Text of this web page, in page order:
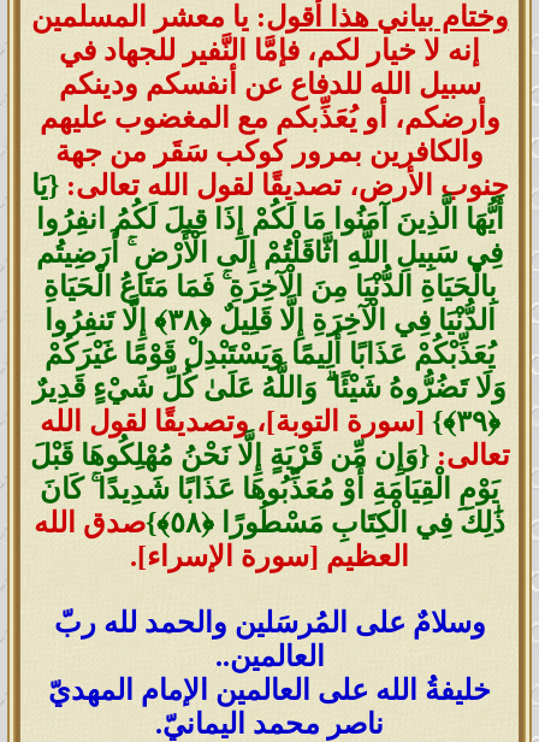
وختام بياني هذا أقول: يا معشر المسلمين
إنه لا خيار لكم، فإمَّا النَّفير للجهاد في
سبيل الله للدفاع عن أنفسكم ودينكم
وأرضكم، أو يُعَذِّبكم مع المغضوب عليهم
والكافرين بمرور كوكب سَقَر من جهة
جنوب الأرض، تصديقًا لقول الله تعالى: {يَا
أَيُّهَا الَّذِينَ آمَنُوا مَا لَكُمْ إِذَا قِيلَ لَكُمُ انفِرُوا
فِي سَبِيلِ اللَّهِ اثَّاقَلْتُمْ إِلَى الْأَرْضِ ۚ أَرَضِيتُم
بِالْحَيَاةِ الدُّنْيَا مِنَ الْآخِرَةِ ۚ فَمَا مَتَاعُ الْحَيَاةِ
الدُّنْيَا فِي الْآخِرَةِ إِلَّا قَلِيلٌ ‎﴿٣٨﴾‏ إِلَّا تَنفِرُوا
يُعَذِّبْكُمْ عَذَابًا أَلِيمًا وَيَسْتَبْدِلْ قَوْمًا غَيْرَكُمْ
وَلَا تَضُرُّوهُ شَيْئًا ۗ وَاللَّهُ عَلَىٰ كُلِّ شَيْءٍ قَدِيرٌ
‎﴿٣٩﴾}
[سورة التوبة]، وتصديقًا لقول الله
تعالى: {وَإِن مِّن قَرْيَةٍ إِلَّا نَحْنُ مُهْلِكُوهَا قَبْلَ
يَوْمِ الْقِيَامَةِ أَوْ مُعَذِّبُوهَا عَذَابًا شَدِيدًا ۚ كَانَ
ذَٰلِكَ فِي الْكِتَابِ مَسْطُورًا ‎﴿٥٨﴾‏}
صدق الله
العظيم [سورة الإسراء].
وسلامٌ على المُرسَلين والحمد لله ربّ
العالمين..
خليفةُ الله على العالمين الإمام المهديّ
ناصر محمد اليمانيّ.